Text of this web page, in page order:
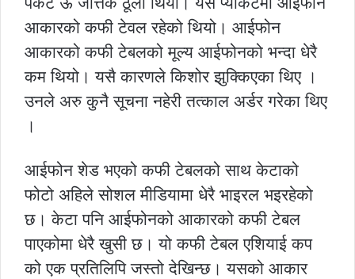
आकारको कफी टेवल रहेको थियो। आईफोन
आकारको कफी टेबलको मूल्य आईफोनको भन्दा धेरै
कम थियो। यसै कारणले किशोर झुक्किएका थिए ।
उनले अरु कुनै सूचना नहेरी तत्काल अर्डर गरेका थिए
।
आईफोन शेड भएको कफी टेबलको साथ केटाको
फोटो अहिले सोशल मीडियामा धेरै भाइरल भइरहेको
छ। केटा पनि आईफोनको आकारको कफी टेबल
पाएकोमा धेरै खुसी छ। यो कफी टेबल एशियाई कप
को एक प्रतिलिपि जस्तो देखिन्छ। यसको आकार